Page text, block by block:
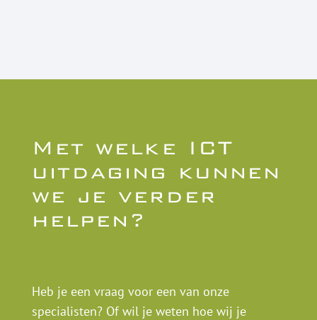
Met welke ICT
uitdaging kunnen
we je verder
helpen?
Heb je een vraag voor een van onze
specialisten? Of wil je weten hoe wij je